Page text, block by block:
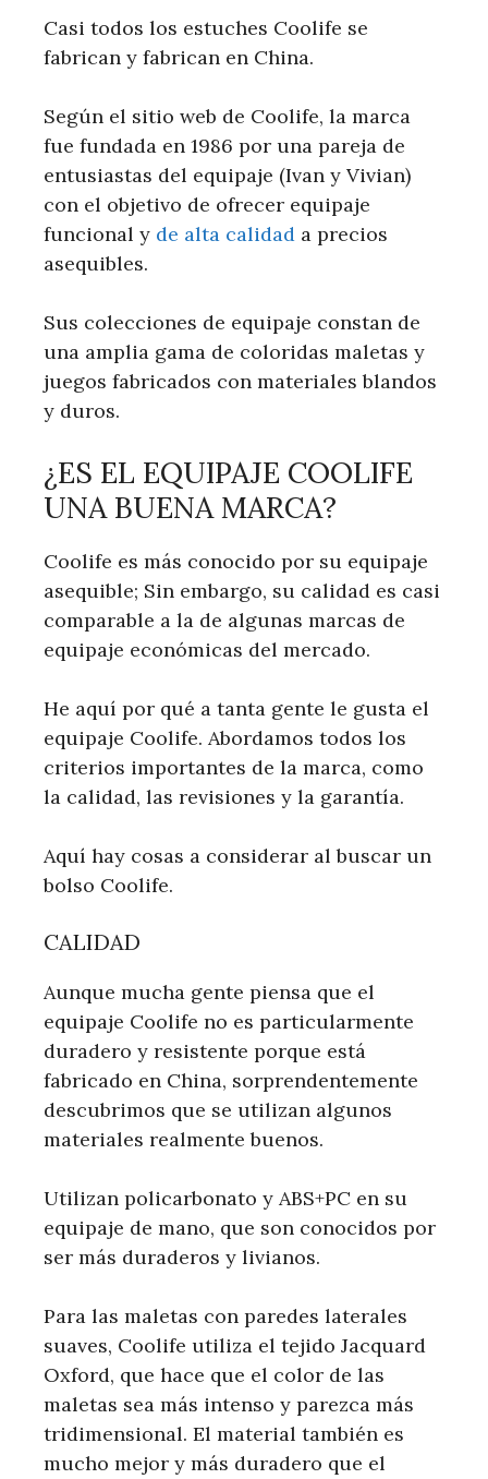
Casi todos los estuches Coolife se
fabrican y fabrican en China.
Según el sitio web de Coolife, la marca
fue fundada en 1986 por una pareja de
entusiastas del equipaje (Ivan y Vivian)
con el objetivo de ofrecer equipaje
funcional y de alta calidad a precios
asequibles.
Sus colecciones de equipaje constan de
una amplia gama de coloridas maletas y
juegos fabricados con materiales blandos
y duros.
¿ES EL EQUIPAJE COOLIFE
UNA BUENA MARCA?
Coolife es más conocido por su equipaje
asequible; Sin embargo, su calidad es casi
comparable a la de algunas marcas de
equipaje económicas del mercado.
He aquí por qué a tanta gente le gusta el
equipaje Coolife. Abordamos todos los
criterios importantes de la marca, como
la calidad, las revisiones y la garantía.
Aquí hay cosas a considerar al buscar un
bolso Coolife.
CALIDAD
Aunque mucha gente piensa que el
equipaje Coolife no es particularmente
duradero y resistente porque está
fabricado en China, sorprendentemente
descubrimos que se utilizan algunos
materiales realmente buenos.
Utilizan policarbonato y ABS+PC en su
equipaje de mano, que son conocidos por
ser más duraderos y livianos.
Para las maletas con paredes laterales
suaves, Coolife utiliza el tejido Jacquard
Oxford, que hace que el color de las
maletas sea más intenso y parezca más
tridimensional. El material también es
mucho mejor y más duradero que el